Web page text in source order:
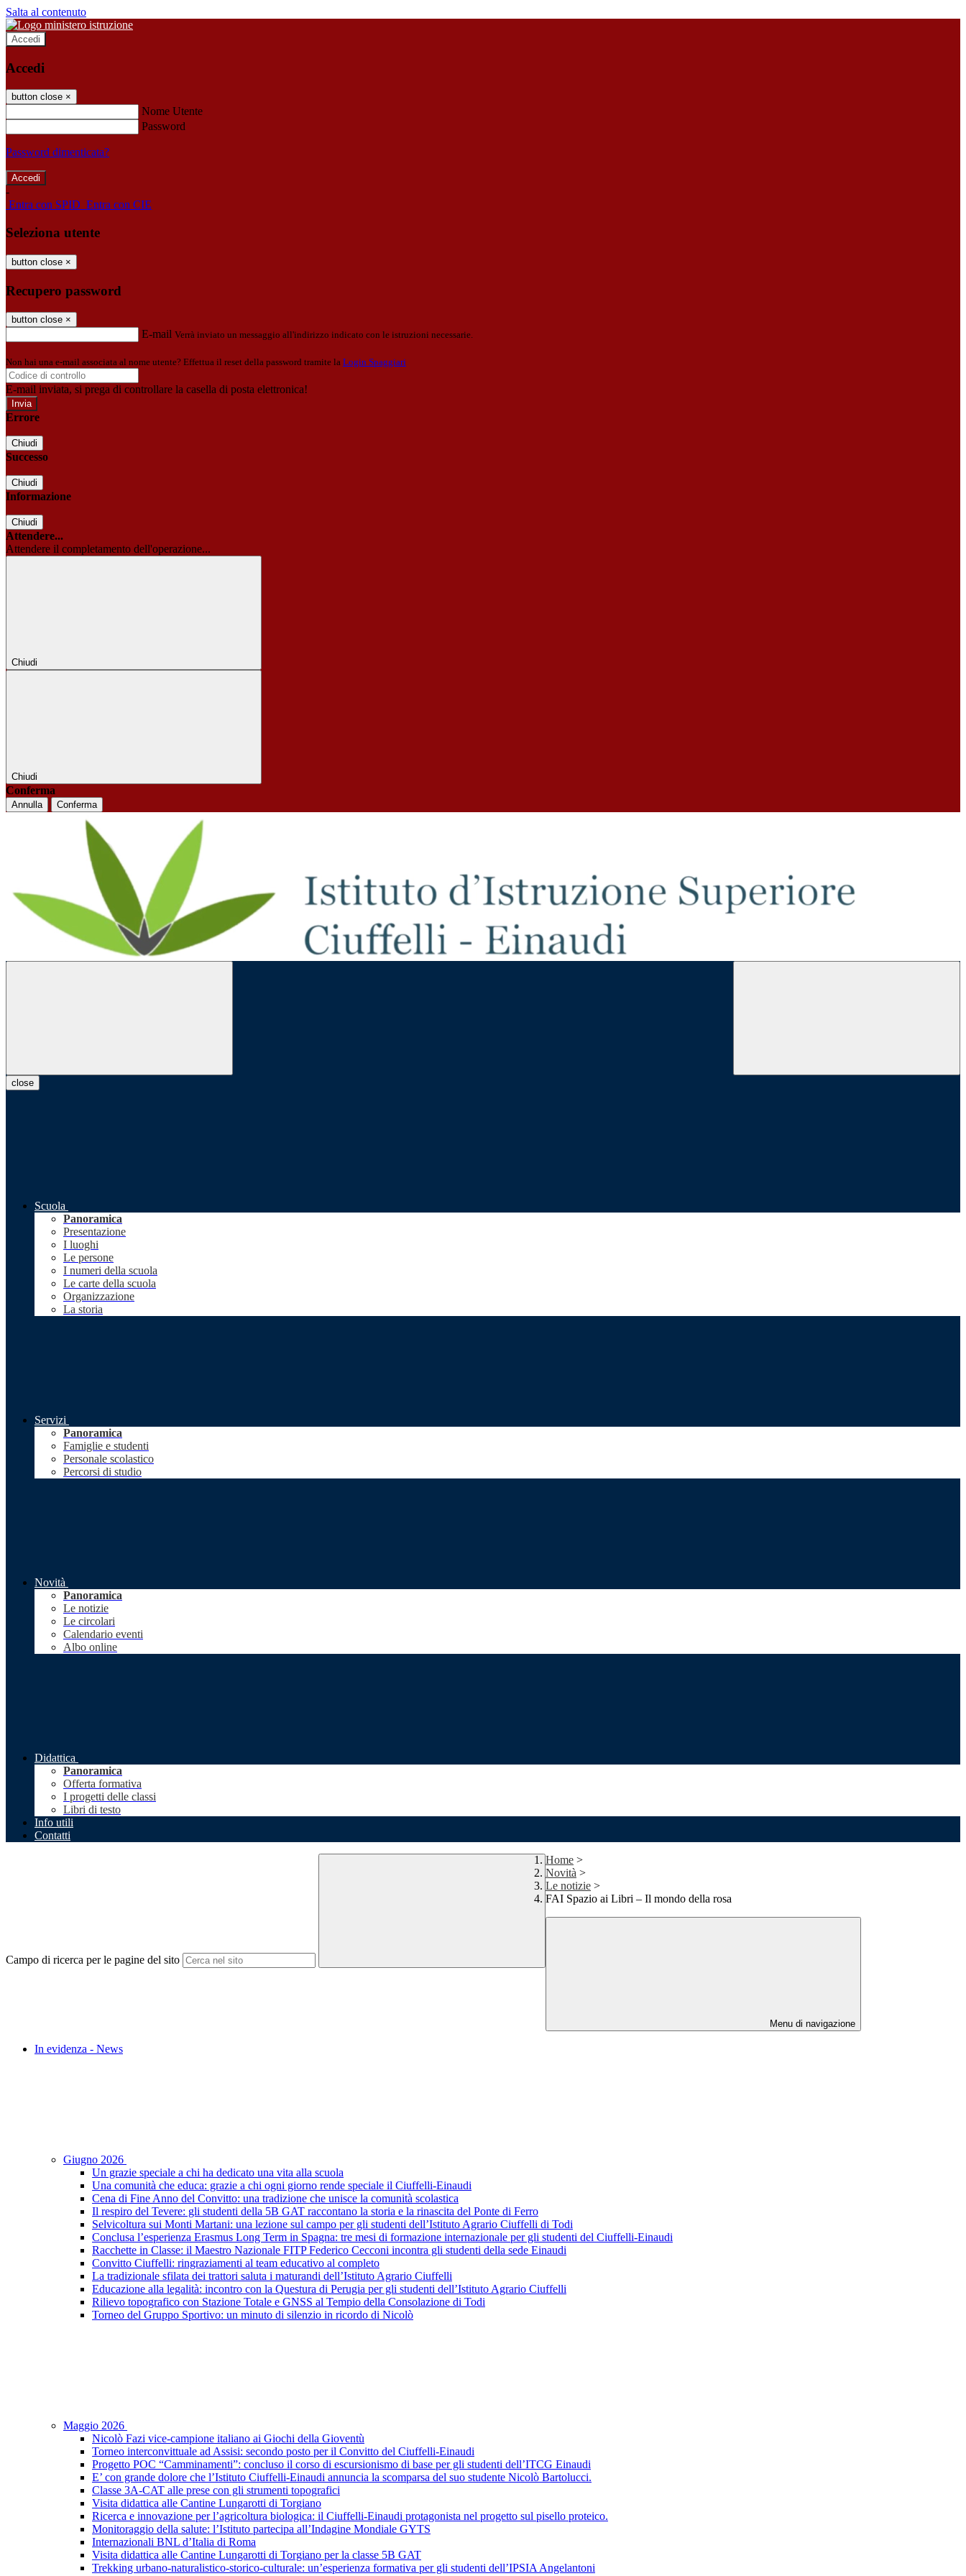
Salta al contenuto
Accedi
Accedi
button close ×
Nome Utente
Password
Password dimenticata?
-
Entra con SPID Entra con CIE
Seleziona utente
button close ×
Recupero password
button close ×
E-mail Verrà inviato un messaggio all'indirizzo indicato con le istruzioni necessarie.
Non hai una e-mail associata al nome utente? Effettua il reset della password tramite la Login Spaggiari
E-mail inviata, si prega di controllare la casella di posta elettronica!
Errore
Chiudi
Successo
Chiudi
Informazione
Chiudi
Attendere...
Attendere il completamento dell'operazione...
Chiudi
Chiudi
Conferma
Annulla Conferma
close
Scuola
Panoramica
Presentazione
I luoghi
Le persone
I numeri della scuola
Le carte della scuola
Organizzazione
La storia
Servizi
Panoramica
Famiglie e studenti
Personale scolastico
Percorsi di studio
Novità
Panoramica
Le notizie
Le circolari
Calendario eventi
Albo online
Didattica
Panoramica
Offerta formativa
I progetti delle classi
Libri di testo
Info utili
Contatti
Campo di ricerca per le pagine del sito
Home >
Novità >
Le notizie >
FAI Spazio ai Libri – Il mondo della rosa
Menu di navigazione
In evidenza - News
Giugno 2026
Un grazie speciale a chi ha dedicato una vita alla scuola
Una comunità che educa: grazie a chi ogni giorno rende speciale il Ciuffelli-Einaudi
Cena di Fine Anno del Convitto: una tradizione che unisce la comunità scolastica
Il respiro del Tevere: gli studenti della 5B GAT raccontano la storia e la rinascita del Ponte di Ferro
Selvicoltura sui Monti Martani: una lezione sul campo per gli studenti dell’Istituto Agrario Ciuffelli di Todi
Conclusa l’esperienza Erasmus Long Term in Spagna: tre mesi di formazione internazionale per gli studenti del Ciuffelli-Einaudi
Racchette in Classe: il Maestro Nazionale FITP Federico Cecconi incontra gli studenti della sede Einaudi
Convitto Ciuffelli: ringraziamenti al team educativo al completo
La tradizionale sfilata dei trattori saluta i maturandi dell’Istituto Agrario Ciuffelli
Educazione alla legalità: incontro con la Questura di Perugia per gli studenti dell’Istituto Agrario Ciuffelli
Rilievo topografico con Stazione Totale e GNSS al Tempio della Consolazione di Todi
Torneo del Gruppo Sportivo: un minuto di silenzio in ricordo di Nicolò
Maggio 2026
Nicolò Fazi vice-campione italiano ai Giochi della Gioventù
Torneo interconvittuale ad Assisi: secondo posto per il Convitto del Ciuffelli-Einaudi
Progetto POC “Camminamenti”: concluso il corso di escursionismo di base per gli studenti dell’ITCG Einaudi
E’ con grande dolore che l’Istituto Ciuffelli-Einaudi annuncia la scomparsa del suo studente Nicolò Bartolucci.
Classe 3A-CAT alle prese con gli strumenti topografici
Visita didattica alle Cantine Lungarotti di Torgiano
Ricerca e innovazione per l’agricoltura biologica: il Ciuffelli-Einaudi protagonista nel progetto sul pisello proteico.
Monitoraggio della salute: l’Istituto partecipa all’Indagine Mondiale GYTS
Internazionali BNL d’Italia di Roma
Visita didattica alle Cantine Lungarotti di Torgiano per la classe 5B GAT
Trekking urbano-naturalistico-storico-culturale: un’esperienza formativa per gli studenti dell’IPSIA Angelantoni